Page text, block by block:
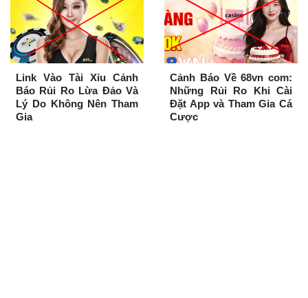
Link Vào Tài Xỉu Cảnh
Báo Rủi Ro Lừa Đảo Và
Lý Do Không Nên Tham
Gia
Cảnh Báo Về 68vn com:
Những Rủi Ro Khi Cài
Đặt App và Tham Gia Cá
Cược